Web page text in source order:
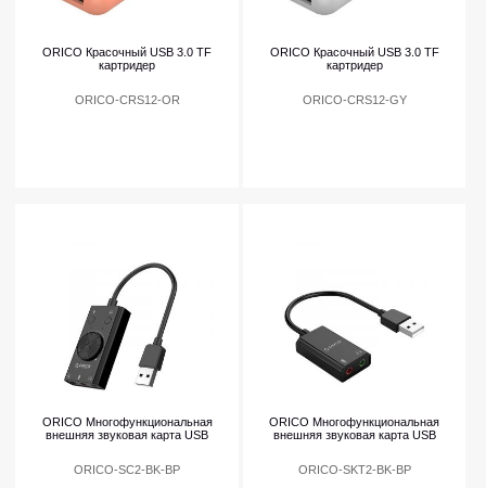
ORICO Красочный USB 3.0 TF
картридер
ORICO-CRS12-OR
ORICO Красочный USB 3.0 TF
картридер
ORICO-CRS12-GY
ORICO Многофункциональная
внешняя звуковая карта USB
ORICO-SC2-BK-BP
ORICO Многофункциональная
внешняя звуковая карта USB
ORICO-SKT2-BK-BP